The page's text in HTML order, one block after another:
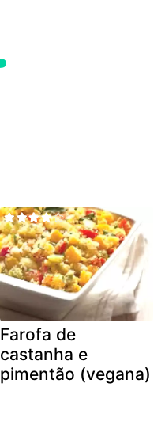
Farofa de
castanha e
pimentão (vegana)